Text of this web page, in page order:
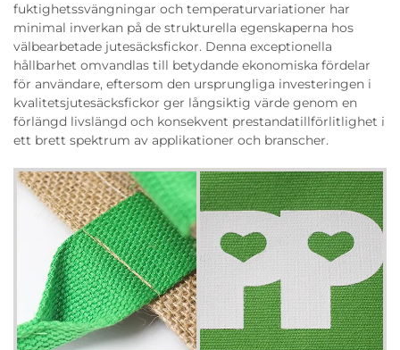
fuktighetssvängningar och temperaturvariationer har
minimal inverkan på de strukturella egenskaperna hos
välbearbetade jutesäcksfickor. Denna exceptionella
hållbarhet omvandlas till betydande ekonomiska fördelar
för användare, eftersom den ursprungliga investeringen i
kvalitetsjutesäcksfickor ger långsiktig värde genom en
förlängd livslängd och konsekvent prestandatillförlitlighet i
ett brett spektrum av applikationer och branscher.